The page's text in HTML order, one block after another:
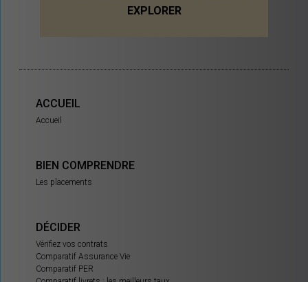
EXPLORER
ACCUEIL
Accueil
BIEN COMPRENDRE
Les placements
DÉCIDER
Vérifiez vos contrats
Comparatif Assurance Vie
Comparatif PER